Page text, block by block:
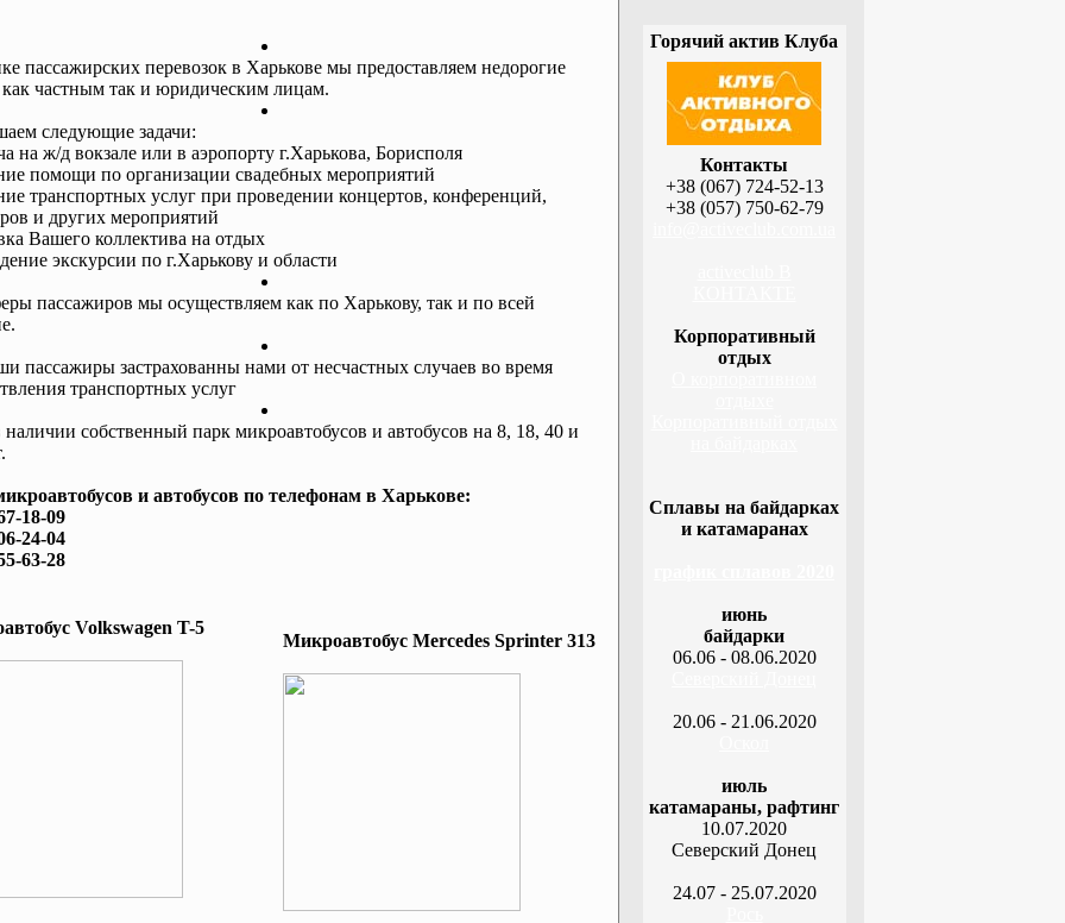
пассажирских перевозок в Харькове мы предоставляем недорогие
как частным так и юридическим лицам.
следующие задачи:
на ж/д вокзале или в аэропорту г.Харькова, Борисполя
помощи по организации свадебных мероприятий
транспортных услуг при проведении концертов, конференций,
и других мероприятий
Вашего коллектива на отдых
экскурсии по г.Харькову и области
пассажиров мы осуществляем как по Харькову, так и по всей
пассажиры застрахованны нами от несчастных случаев во время
транспортных услуг
собственный парк микроавтобусов и автобусов на 8, 18, 40 и
и автобусов по телефонам в Харькове:
18-09
24-04
63-28
Volkswagen T-5
Микроавтобус Mеrcedes Sprinter 313
Горячий актив Клуба
Контакты
+38 (067) 724-52-13
+38 (057) 750-62-79
Корпоративный
отдых
Сплавы на байдарках
и катамаранах
июнь
байдарки
06.06 - 08.06.2020
20.06 - 21.06.2020
июль
катамараны, рафтинг
10.07.2020
Северский Донец
24.07 - 25.07.2020